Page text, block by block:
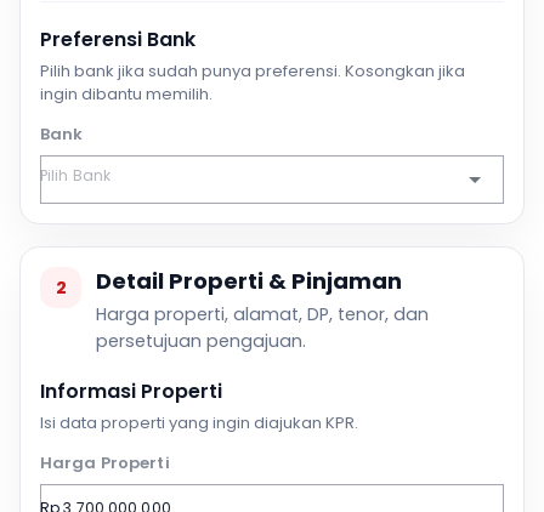
Preferensi Bank
Pilih bank jika sudah punya preferensi. Kosongkan jika
ingin dibantu memilih.
Bank
2 Detail Properti & Pinjaman
Harga properti, alamat, DP, tenor, dan
persetujuan pengajuan.
Informasi Properti
Isi data properti yang ingin diajukan KPR.
Harga Properti